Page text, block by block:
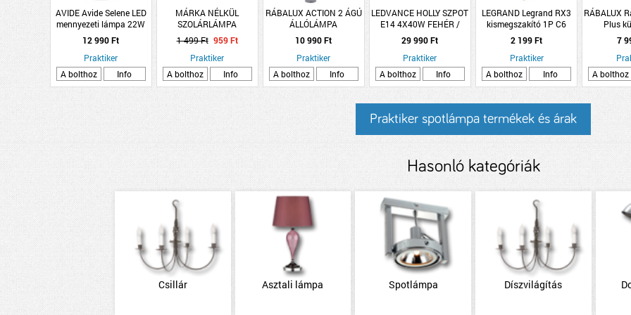
AVIDE Avide Selene LED
mennyezeti lámpa 22W
NW 2200lm 4000K IP44
38x38x7cm
12 990 Ft
Praktiker
A bolthoz
Info
MÁRKA NÉLKÜL
SZOLÁRLÁMPA
ÁLLATFIGURÁS
1 499 Ft 959 Ft
Praktiker
A bolthoz
Info
RÁBALUX ACTION 2 ÁGÚ
ÁLLÓLÁMPA
10 990 Ft
Praktiker
A bolthoz
Info
LEDVANCE HOLLY SZPOT
E14 4X40W FEHÉR /
BÜKKFA 72CM
29 990 Ft
Praktiker
A bolthoz
Info
LEGRAND Legrand RX3
kismegszakító 1P C6
6000A BIC
2 199 Ft
Praktiker
A bolthoz
Info
RÁBALUX
Plus
3000lm
D30cm
7
A bolthoz
Praktiker spotlámpa termékek és árak
Hasonló kategóriák
Csillár Asztali lámpa Spotlámpa Díszvilágítás